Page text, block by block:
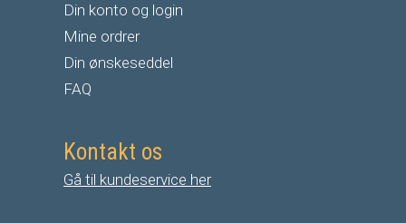
Din konto og login
Mine ordrer
Din ønskeseddel
FAQ
Kontakt os
Gå til kundeservice her